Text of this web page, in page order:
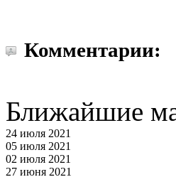
Комментарии:
Ближайшие
24 июля 2021
05 июля 2021
02 июля 2021
27 июня 2021